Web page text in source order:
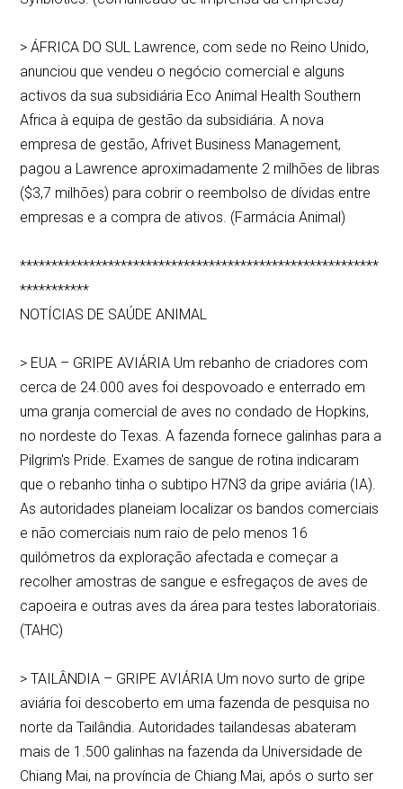
> ÁFRICA DO SUL Lawrence, com sede no Reino Unido,
anunciou que vendeu o negócio comercial e alguns
activos da sua subsidiária Eco Animal Health Southern
Africa à equipa de gestão da subsidiária. A nova
empresa de gestão, Afrivet Business Management,
pagou a Lawrence aproximadamente 2 milhões de libras
($3,7 milhões) para cobrir o reembolso de dívidas entre
empresas e a compra de ativos. (Farmácia Animal)
*********************************************************
***********
NOTÍCIAS DE SAÚDE ANIMAL
> EUA – GRIPE AVIÁRIA Um rebanho de criadores com
cerca de 24.000 aves foi despovoado e enterrado em
uma granja comercial de aves no condado de Hopkins,
no nordeste do Texas. A fazenda fornece galinhas para a
Pilgrim's Pride. Exames de sangue de rotina indicaram
que o rebanho tinha o subtipo H7N3 da gripe aviária (IA).
As autoridades planeiam localizar os bandos comerciais
e não comerciais num raio de pelo menos 16
quilómetros da exploração afectada e começar a
recolher amostras de sangue e esfregaços de aves de
capoeira e outras aves da área para testes laboratoriais.
(TAHC)
> TAILÂNDIA – GRIPE AVIÁRIA Um novo surto de gripe
aviária foi descoberto em uma fazenda de pesquisa no
norte da Tailândia. Autoridades tailandesas abateram
mais de 1.500 galinhas na fazenda da Universidade de
Chiang Mai, na província de Chiang Mai, após o surto ser